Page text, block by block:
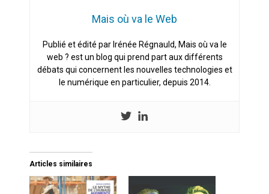
Mais où va le Web
Publié et édité par Irénée Régnauld, Mais où va le
web ? est un blog qui prend part aux différents
débats qui concernent les nouvelles technologies et
le numérique en particulier, depuis 2014.
Articles similaires